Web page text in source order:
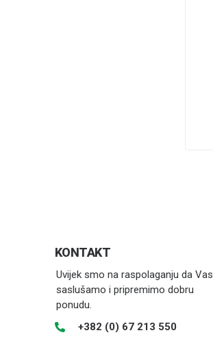
KONTAKT
Uvijek smo na raspolaganju da Vas
saslušamo i pripremimo dobru
ponudu.
+382 (0) 67 213 550